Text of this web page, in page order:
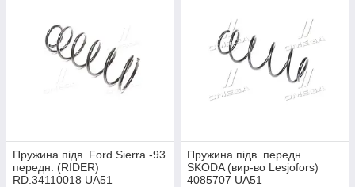
Пружина підв. Ford Sierra -93
передн. (RIDER)
RD.34110018 UA51
Пружина підв. передн.
SKODA (вир-во Lesjofors)
4085707 UA51